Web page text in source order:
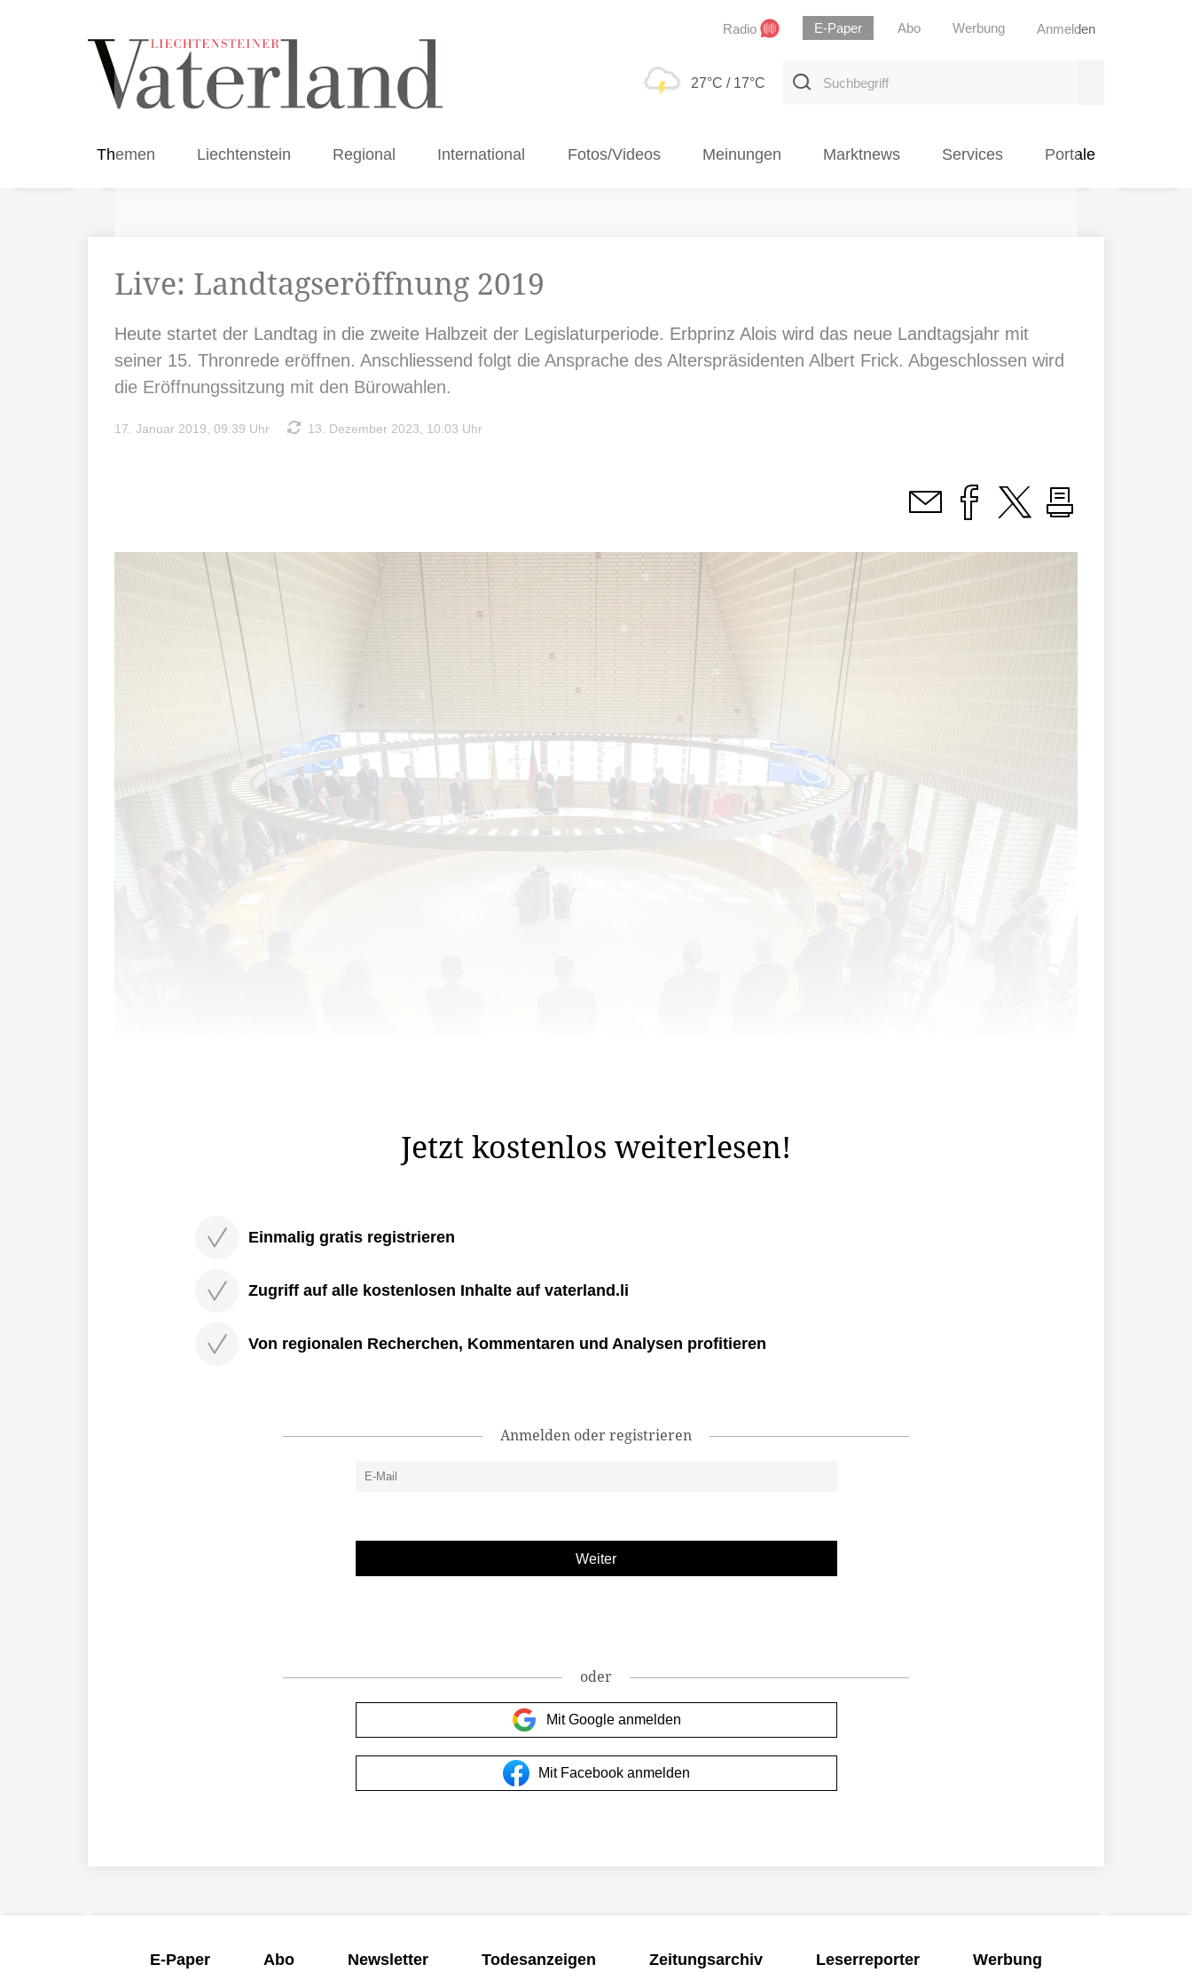
Radio E-Paper Abo Werbung Anmelden
27°C / 17°C
Suchbegriff
Themen Liechtenstein Regional International Fotos/Videos Meinungen Marktnews Services Portale
Live: Landtagseröffnung 2019
Heute startet der Landtag in die zweite Halbzeit der Legislaturperiode. Erbprinz Alois wird das neue Landtagsjahr mit
seiner 15. Thronrede eröffnen. Anschliessend folgt die Ansprache des Alterspräsidenten Albert Frick. Abgeschlossen wird
die Eröffnungssitzung mit den Bürowahlen.
17. Januar 2019, 09:39 Uhr 13. Dezember 2023, 10:03 Uhr
Jetzt kostenlos weiterlesen!
Einmalig gratis registrieren
Zugriff auf alle kostenlosen Inhalte auf vaterland.li
Von regionalen Recherchen, Kommentaren und Analysen profitieren
Anmelden oder registrieren
oder
Mit Google anmelden
Mit Facebook anmelden
E-Paper Abo Newsletter Todesanzeigen Zeitungsarchiv Leserreporter
Werbung